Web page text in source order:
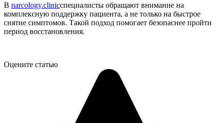
В narcology.clinicспециалисты обращают внимание на
комплексную поддержку пациента, а не только на быстрое
снятие симптомов. Такой подход помогает безопаснее пройти
период восстановления.
Оцените статью